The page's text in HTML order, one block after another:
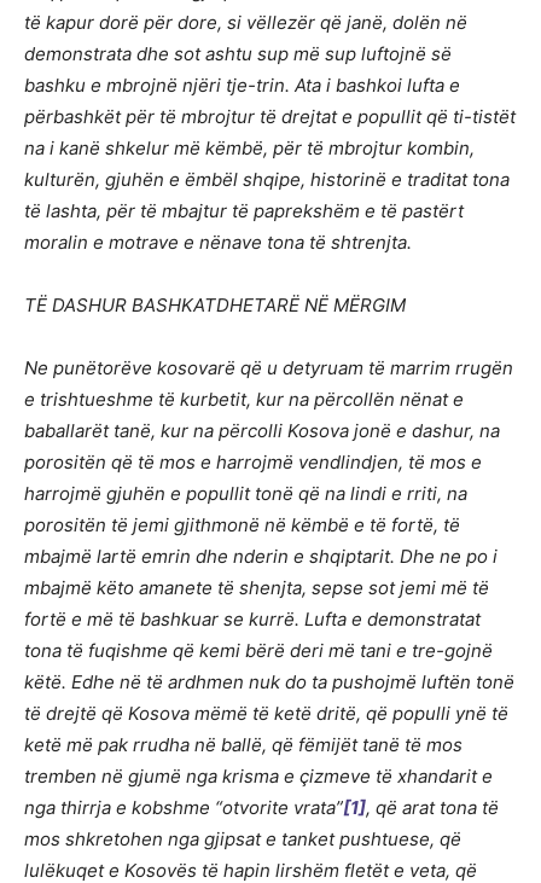
të kapur dorë për dore, si vëllezër që janë, dolën në
demonstrata dhe sot ashtu sup më sup luftojnë së
bashku e mbrojnë njëri tje-trin. Ata i bashkoi lufta e
përbashkët për të mbrojtur të drejtat e popullit që ti-tistët
na i kanë shkelur më këmbë, për të mbrojtur kombin,
kulturën, gjuhën e ëmbël shqipe, historinë e traditat tona
të lashta, për të mbajtur të paprekshëm e të pastërt
moralin e motrave e nënave tona të shtrenjta.
TË DASHUR BASHKATDHETARË NË MËRGIM
Ne punëtorëve kosovarë që u detyruam të marrim rrugën
e trishtueshme të kurbetit, kur na përcollën nënat e
baballarët tanë, kur na përcolli Kosova jonë e dashur, na
porositën që të mos e harrojmë vendlindjen, të mos e
harrojmë gjuhën e popullit tonë që na lindi e rriti, na
porositën të jemi gjithmonë në këmbë e të fortë, të
mbajmë lartë emrin dhe nderin e shqiptarit. Dhe ne po i
mbajmë këto amanete të shenjta, sepse sot jemi më të
fortë e më të bashkuar se kurrë. Lufta e demonstratat
tona të fuqishme që kemi bërë deri më tani e tre-gojnë
këtë. Edhe në të ardhmen nuk do ta pushojmë luftën tonë
të drejtë që Kosova mëmë të ketë dritë, që populli ynë të
ketë më pak rrudha në ballë, që fëmijët tanë të mos
tremben në gjumë nga krisma e çizmeve të xhandarit e
nga thirrja e kobshme “otvorite vrata”[1], që arat tona të
mos shkretohen nga gjipsat e tanket pushtuese, që
lulëkuqet e Kosovës të hapin lirshëm fletët e veta, që